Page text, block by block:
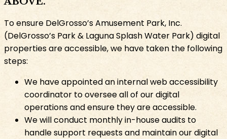
To ensure DelGrosso’s Amusement Park, Inc.
(DelGrosso’s Park & Laguna Splash Water Park) digital
properties are accessible, we have taken the following
steps:​​​​‌ ‍ ​‍​‍‌‍ ‌ ​‍‌‍‍‌‌‍‌ ‌‍‍‌‌‍ ‍​‍​‍​ ‍‍​‍​‍‌ ​ ‌‍​‌‌‍ ‍‌‍‍‌‌ ‌​‌ ‍‌​‍ ‍‌‍‍‌‌‍ ​‍​‍​‍ ​​‍​‍‌‍‍​‌ ​‍‌‍‌‌‌‍‌‍​‍​‍​ ‍‍​‍​‍‌‍‍​‌ ‌​‌ ‌​‌ ​​​ ‍‍​‍ ​‍ ‌‍ ​‌‍​‌​‍ ‌‌‍‌‍‌‍​‌‌‍ ‌‌‍‍‌‌‍‌ ‌‍ ​‌‍‍‌‌‍​‌​‍ ‌‌‍‌​‌‍‌‌‌‍ ​‌‍‌ ‌ ​‍‌‍ ‌ ​ ‌ ​ ‌‍ ​‍ ‍‌ ​ ‌‍​‌‌‍ ‍‌‍‍‌‌ ‌​‌ ‍‌​‍ ‍‌ ​ ‌ ‌​‌ ‌‌‌‍‌​‌‍‍‌‌‍ ​‍ ‌‍‍‌‌‍ ‍‌ ‌​‌‍‌‌‌‍ ‍‌ ‌​​‍ ‌‍‌‌‌‍‌​‌‍‍‌‌ ‌​​‍ ‌‍ ‌‌‍ ‌‍‌​‌‍‌‌​ ‌‌ ​​‌ ​‍‌‍‌‌‌ ​ ‌‍‌‌‌‍ ‍‌ ‌​‌‍​‌‌ ‌​‌‍‍‌‌‍ ‌‍ ‍​ ‍ ‌‍‍‌‌‍‌​​ ‌​ ‌‌​ ​​​ ‌​‌‍‌​‌‍​‍‌‍​‍​ ‌ ‌‍‌‌​‍ ‌​ ​ ‌‍‌​‌‍​ ​ ‌​​‍ ‌​ ‌​​ ‌‌​ ​‌​ ‍‌​‍ ‌‌‍​‍‌‍‌‍​ ‌ ​ ​​​‍ ‌​ ​ ​ ‌‌‌‍‌‍​ ‌‍‌‍​‌​ ​‌‌‍​‌​ ​​​ ​‌‌‍‌‍‌‍​‍‌‍‌‌​ ‍ ‌ ‌​‌ ‍‌‌ ​​‌‍‌‌​ ‌‌ ​​‌‍​‌‌‍‌ ‌‍‌‌​ ‍ ‌ ​​‌‍​‌‌ ‌​‌‍‍​​ ‌‌ ​​‌‍​‌‌‍‌ ‌‍‌‌‌​​‍‌ ‌‌‌‍‍‌‌‍ ​‌‍‌​‌‍‌‌‌ ​‍​‍‌‌​ ‌‌‌​​‍‌‌ ‌‍‍ ‌‍‌‌‌ ‍‌​‍‌‌​ ​ ‌​‌​​‍‌‌​ ​ ‌​‌​​‍‌‌​ ​‍​ ​‍​ ‍‌​ ‌‍​ ‌ ‌‍​‌​ ‌ ​ ​‌​ ​‌‌‍​‌‌‍​‌​ ‍‌​ ​‌​ ​​​‍‌‌​ ​‍​ ​‍​‍‌‌​ ‌‌‌​‌​​‍ ‍‌‍​‍‌‍ ‌‍‌​‌ ‍‌​‍‌‌​ ‌‌‌​​‍‌‌ ‌‍‍ ‌‍‌‌‌ ‍‌​‍‌‌​ ​ ‌​‌​​‍‌‌​ ​ ‌​‌​​‍‌‌​ ​‍​ ​‍​ ‍​​ ‌‌‌‍‌‌‌‍‌‍‌‍​ ​ ​​‌‍​ ​ ‌‍‌‍‌‍​ ‍‌​ ‌‍​ ‌‌​‍‌‌​ ​‍​ ​‍​‍‌‌​ ‌‌‌​‌​​‍ ‍‌‍​ ‌‍‍​‌‍‍‌‌‍ ​‌‍‌​‌ ​‍‌‍‌‌‌‍ ‍​‍‌‌​ ‌‌‌​​‍‌‌ ‌‍‍ ‌‍‌‌‌ ‍‌​‍‌‌​ ​ ‌​‌​​‍‌‌​ ​ ‌​‌​​‍‌‌​ ​‍​ ​‍​ ‌ ​ ​​​ ‌ ​ ​‍‌‍​‍‌‍​‍‌‍​‍‌‍​‍​ ​‍‌‍‌​​ ​ ​ ‍‌​‍‌‌​ ​‍​ ​‍​‍‌‌​ ‌‌‌​‌​​‍ ‍‌ ‌​‌‍‌‌‌ ‍​‌ ‌​​ ‌‍​‍‌‍​‌‌ ​ ‌‍‌‌‌‌‌‌‌ ​‍‌‍ ​​ ‌‌‍‍​‌ ‌​‌ ‌​‌ ​​​‍‌‌​ ​ ‌​​‌​‍‌‌​ ​‍‌​‌‍​‍‌‌​ ​‍‌​‌‍‌‍ ​‌‍​‌​‍ ‌‌‍‌‍‌‍​‌‌‍ ‌‌‍‍‌‌‍‌ ‌‍ ​‌‍‍‌‌‍​‌​‍ ‌‌‍‌​‌‍‌‌‌‍ ​‌‍‌ ‌ ​‍‌‍ ‌ ​ ‌ ​ ‌‍ ​‍ ‍‌ ​ ‌‍​‌‌‍ ‍‌‍‍‌‌ ‌​‌ ‍‌​‍ ‍‌ ​ ‌ ‌​‌ ‌‌‌‍‌​‌‍‍‌‌‍ ​‍‌‍‌‍‍‌‌‍‌​​ ‌​ ‌‌​ ​​​ ‌​‌‍‌​‌‍​‍‌‍​‍​ ‌ ‌‍‌‌​‍ ‌​ ​ ‌‍‌​‌‍​ ​ ‌​​‍ ‌​ ‌​​ ‌‌​ ​‌​ ‍‌​‍ ‌‌‍​‍‌‍‌‍​ ‌ ​ ​​​‍ ‌​ ​ ​ ‌‌‌‍‌‍​ ‌‍‌‍​‌​ ​‌‌‍​‌​ ​​​ ​‌‌‍‌‍‌‍​‍‌‍‌‌​‍‌‍‌ ‌​‌ ‍‌‌ ​​‌‍‌‌​ ‌‌ ​​‌‍​‌‌‍‌ ‌‍‌‌​‍‌‍‌ ​​‌‍​‌‌ ‌​‌‍‍​​ ‌‌ ​​‌‍​‌‌‍‌ ‌‍‌‌‌​​‍‌ ‌‌‌‍‍‌‌‍ ​‌‍‌​‌‍‌‌‌ ​‍​‍‌‌​ ‌‌‌​​‍‌‌ ‌‍‍ ‌‍‌‌‌ ‍‌​‍‌‌​ ​ ‌​‌​​‍‌‌​ ​ ‌​‌​​‍‌‌​ ​‍​ ​‍​ ‍‌​ ‌‍​ ‌ ‌‍​‌​ ‌ ​ ​‌​ ​‌‌‍​‌‌‍​‌​ ‍‌​ ​‌​ ​​​‍‌‌​ ​‍​ ​‍​‍‌‌​ ‌‌‌​‌​​‍ ‍‌‍​‍‌‍ ‌‍‌​‌ ‍‌​‍‌‌​ ‌‌‌​​‍‌‌ ‌‍‍ ‌‍‌‌‌ ‍‌​‍‌‌​ ​ ‌​‌​​‍‌‌​ ​ ‌​‌​​‍‌‌​ ​‍​ ​‍​ ‍​​ ‌‌‌‍‌‌‌‍‌‍‌‍​ ​ ​​‌‍​ ​ ‌‍‌‍‌‍​ ‍‌​ ‌‍​ ‌‌​‍‌‌​ ​‍​ ​‍​‍‌‌​ ‌‌‌​‌​​‍ ‍‌‍​ ‌‍‍​‌‍‍‌‌‍ ​‌‍‌​‌ ​‍‌‍‌‌‌‍ ‍​‍‌‌​ ‌‌‌​​‍‌‌ ‌‍‍ ‌‍‌‌‌ ‍‌​‍‌‌​ ​ ‌​‌​​‍‌‌​ ​ ‌​‌​​‍‌‌​ ​‍​ ​‍​ ‌ ​ ​​​ ‌ ​ ​‍‌‍​‍‌‍​‍‌‍​‍‌‍​‍​ ​‍‌‍‌​​ ​ ​ ‍‌​‍‌‌​ ​‍​ ​‍​‍‌‌​ ‌‌‌​‌​​‍ ‍‌ ‌​‌‍‌‌‌ ‍​‌ ‌​​‍‌‍‌ ​​‌‍‌‌‌ ​‍‌ ​ ‌ ​​‌‍‌‌‌‍​ ‌ ‌​‌‍‍‌‌ ‌‍‌‍‌‌​ ‌‌ ​​‌ ‌‌‌‍​‍‌‍ ​‌‍‍‌‌ ​ ‌‍‍​‌‍‌‌‌‍‌​​‍​‍‌ ‌
We have appointed an internal web accessibility
coordinator to oversee all of our digital
operations and ensure they are accessible.​​​​‌ ‍ ​‍​‍‌‍ ‌ ​‍‌‍‍‌‌‍‌ ‌‍‍‌‌‍ ‍​‍​‍​ ‍‍​‍​‍‌ ​ ‌‍​‌‌‍ ‍‌‍‍‌‌ ‌​‌ ‍‌​‍ ‍‌‍‍‌‌‍ ​‍​‍​‍ ​​‍​‍‌‍‍​‌ ​‍‌‍‌‌‌‍‌‍​‍​‍​ ‍‍​‍​‍‌‍‍​‌ ‌​‌ ‌​‌ ​​​ ‍‍​‍ ​‍ ‌‍ ​‌‍​‌​‍ ‌‌‍‌‍‌‍​‌‌‍ ‌‌‍‍‌‌‍‌ ‌‍ ​‌‍‍‌‌‍​‌​‍ ‌‌‍‌​‌‍‌‌‌‍ ​‌‍‌ ‌ ​‍‌‍ ‌ ​ ‌ ​ ‌‍ ​‍ ‍‌ ​ ‌‍​‌‌‍ ‍‌‍‍‌‌ ‌​‌ ‍‌​‍ ‍‌ ​ ‌ ‌​‌ ‌‌‌‍‌​‌‍‍‌‌‍ ​‍ ‌‍‍‌‌‍ ‍‌ ‌​‌‍‌‌‌‍ ‍‌ ‌​​‍ ‌‍‌‌‌‍‌​‌‍‍‌‌ ‌​​‍ ‌‍ ‌‌‍ ‌‍‌​‌‍‌‌​ ‌‌ ​​‌ ​‍‌‍‌‌‌ ​ ‌‍‌‌‌‍ ‍‌ ‌​‌‍​‌‌ ‌​‌‍‍‌‌‍ ‌‍ ‍​ ‍ ‌‍‍‌‌‍‌​​ ‌​ ‌‌​ ​​​ ‌​‌‍‌​‌‍​‍‌‍​‍​ ‌ ‌‍‌‌​‍ ‌​ ​ ‌‍‌​‌‍​ ​ ‌​​‍ ‌​ ‌​​ ‌‌​ ​‌​ ‍‌​‍ ‌‌‍​‍‌‍‌‍​ ‌ ​ ​​​‍ ‌​ ​ ​ ‌‌‌‍‌‍​ ‌‍‌‍​‌​ ​‌‌‍​‌​ ​​​ ​‌‌‍‌‍‌‍​‍‌‍‌‌​ ‍ ‌ ‌​‌ ‍‌‌ ​​‌‍‌‌​ ‌‌ ​​‌‍​‌‌‍‌ ‌‍‌‌​ ‍ ‌ ​​‌‍​‌‌ ‌​‌‍‍​​ ‌‌ ​​‌‍​‌‌‍‌ ‌‍‌‌‌​​‍‌ ‌‌‌‍‍‌‌‍ ​‌‍‌​‌‍‌‌‌ ​‍​‍‌‌​ ‌‌‌​​‍‌‌ ‌‍‍ ‌‍‌‌‌ ‍‌​‍‌‌​ ​ ‌​‌​​‍‌‌​ ​ ‌​‌​​‍‌‌​ ​‍​ ​‍​ ‍‌​ ‌‍​ ‌ ‌‍​‌​ ‌ ​ ​‌​ ​‌‌‍​‌‌‍​‌​ ‍‌​ ​‌​ ​​​‍‌‌​ ​‍​ ​‍​‍‌‌​ ‌‌‌​‌​​‍ ‍‌‍​‍‌‍ ‌‍‌​‌ ‍‌​‍‌‌​ ‌‌‌​​‍‌‌ ‌‍‍ ‌‍‌‌‌ ‍‌​‍‌‌​ ​ ‌​‌​​‍‌‌​ ​ ‌​‌​​‍‌‌​ ​‍​ ​‍​ ​‌​ ‌ ​ ​ ​ ‌ ​ ​‍‌‍​‌‌‍‌‌​ ‌‌​ ‍‌​ ​ ​ ​ ​ ‍‌​‍‌‌​ ​‍​ ​‍​‍‌‌​ ‌‌‌​‌​​‍ ‍‌‍​ ‌‍‍​‌‍‍‌‌‍ ​‌‍‌​‌ ​‍‌‍‌‌‌‍ ‍​‍‌‌​ ‌‌‌​​‍‌‌ ‌‍‍ ‌‍‌‌‌ ‍‌​‍‌‌​ ​ ‌​‌​​‍‌‌​ ​ ‌​‌​​‍‌‌​ ​‍​ ​‍‌‍‌​‌‍‌‍​ ‍‌​ ‍‌​ ‌‍​ ‌ ​ ​‍​ ​ ‌‍​ ​ ‌‌​ ​​‌‍‌‍​‍‌‌​ ​‍​ ​‍​‍‌‌​ ‌‌‌​‌​​‍ ‍‌ ‌​‌‍‌‌‌ ‍​‌ ‌​​ ‌‍​‍‌‍​‌‌ ​ ‌‍‌‌‌‌‌‌‌ ​‍‌‍ ​​ ‌‌‍‍​‌ ‌​‌ ‌​‌ ​​​‍‌‌​ ​ ‌​​‌​‍‌‌​ ​‍‌​‌‍​‍‌‌​ ​‍‌​‌‍‌‍ ​‌‍​‌​‍ ‌‌‍‌‍‌‍​‌‌‍ ‌‌‍‍‌‌‍‌ ‌‍ ​‌‍‍‌‌‍​‌​‍ ‌‌‍‌​‌‍‌‌‌‍ ​‌‍‌ ‌ ​‍‌‍ ‌ ​ ‌ ​ ‌‍ ​‍ ‍‌ ​ ‌‍​‌‌‍ ‍‌‍‍‌‌ ‌​‌ ‍‌​‍ ‍‌ ​ ‌ ‌​‌ ‌‌‌‍‌​‌‍‍‌‌‍ ​‍‌‍‌‍‍‌‌‍‌​​ ‌​ ‌‌​ ​​​ ‌​‌‍‌​‌‍​‍‌‍​‍​ ‌ ‌‍‌‌​‍ ‌​ ​ ‌‍‌​‌‍​ ​ ‌​​‍ ‌​ ‌​​ ‌‌​ ​‌​ ‍‌​‍ ‌‌‍​‍‌‍‌‍​ ‌ ​ ​​​‍ ‌​ ​ ​ ‌‌‌‍‌‍​ ‌‍‌‍​‌​ ​‌‌‍​‌​ ​​​ ​‌‌‍‌‍‌‍​‍‌‍‌‌​‍‌‍‌ ‌​‌ ‍‌‌ ​​‌‍‌‌​ ‌‌ ​​‌‍​‌‌‍‌ ‌‍‌‌​‍‌‍‌ ​​‌‍​‌‌ ‌​‌‍‍​​ ‌‌ ​​‌‍​‌‌‍‌ ‌‍‌‌‌​​‍‌ ‌‌‌‍‍‌‌‍ ​‌‍‌​‌‍‌‌‌ ​‍​‍‌‌​ ‌‌‌​​‍‌‌ ‌‍‍ ‌‍‌‌‌ ‍‌​‍‌‌​ ​ ‌​‌​​‍‌‌​ ​ ‌​‌​​‍‌‌​ ​‍​ ​‍​ ‍‌​ ‌‍​ ‌ ‌‍​‌​ ‌ ​ ​‌​ ​‌‌‍​‌‌‍​‌​ ‍‌​ ​‌​ ​​​‍‌‌​ ​‍​ ​‍​‍‌‌​ ‌‌‌​‌​​‍ ‍‌‍​‍‌‍ ‌‍‌​‌ ‍‌​‍‌‌​ ‌‌‌​​‍‌‌ ‌‍‍ ‌‍‌‌‌ ‍‌​‍‌‌​ ​ ‌​‌​​‍‌‌​ ​ ‌​‌​​‍‌‌​ ​‍​ ​‍​ ​‌​ ‌ ​ ​ ​ ‌ ​ ​‍‌‍​‌‌‍‌‌​ ‌‌​ ‍‌​ ​ ​ ​ ​ ‍‌​‍‌‌​ ​‍​ ​‍​‍‌‌​ ‌‌‌​‌​​‍ ‍‌‍​ ‌‍‍​‌‍‍‌‌‍ ​‌‍‌​‌ ​‍‌‍‌‌‌‍ ‍​‍‌‌​ ‌‌‌​​‍‌‌ ‌‍‍ ‌‍‌‌‌ ‍‌​‍‌‌​ ​ ‌​‌​​‍‌‌​ ​ ‌​‌​​‍‌‌​ ​‍​ ​‍‌‍‌​‌‍‌‍​ ‍‌​ ‍‌​ ‌‍​ ‌ ​ ​‍​ ​ ‌‍​ ​ ‌‌​ ​​‌‍‌‍​‍‌‌​ ​‍​ ​‍​‍‌‌​ ‌‌‌​‌​​‍ ‍‌ ‌​‌‍‌‌‌ ‍​‌ ‌​​‍‌‍‌ ​​‌‍‌‌‌ ​‍‌ ​ ‌ ​​‌‍‌‌‌‍​ ‌ ‌​‌‍‍‌‌ ‌‍‌‍‌‌​ ‌‌ ​​‌ ‌‌‌‍​‍‌‍ ​‌‍‍‌‌ ​ ‌‍‍​‌‍‌‌‌‍‌​​‍​‍‌ ‌
We will conduct monthly in-house audits to
handle support requests and maintain our digital